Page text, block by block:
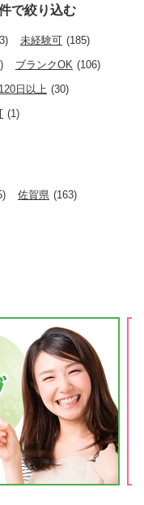
で絞り込む
未経験可 (185)
ブランクOK (106)
日以上 (30)
(1)
佐賀県 (163)